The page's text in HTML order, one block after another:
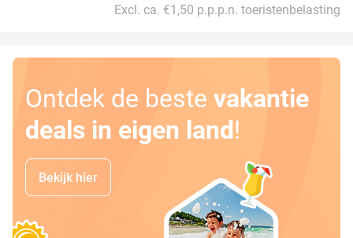
Excl. ca. €1,50 p.p.p.n. toeristenbelasting
Ontdek de beste vakantie
deals in eigen land!
Bekijk hier